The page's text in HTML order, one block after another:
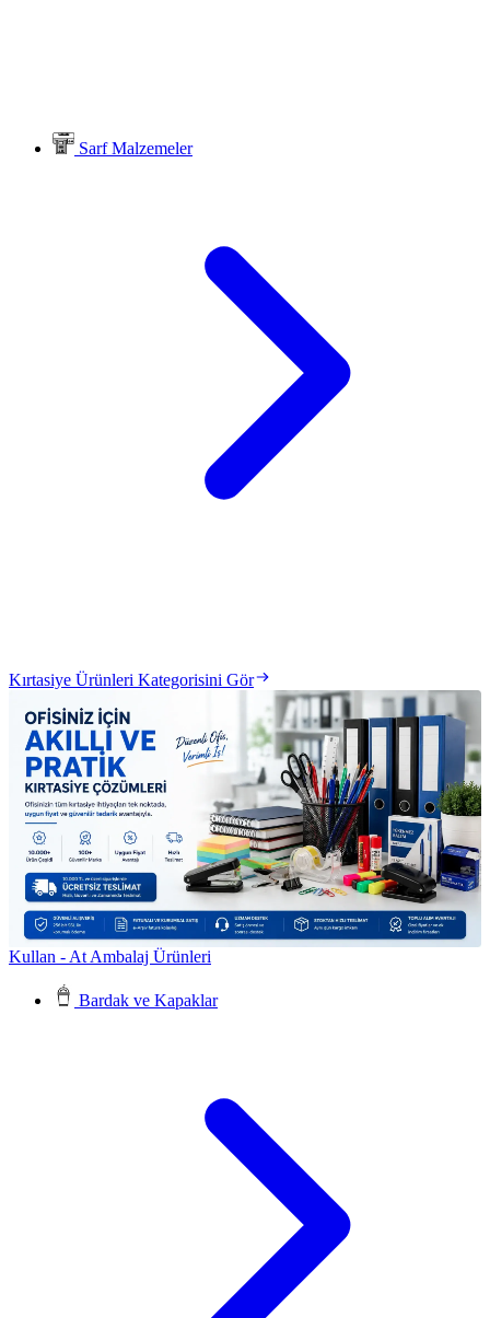
Sarf Malzemeler
Kırtasiye Ürünleri Kategorisini Gör
Kullan - At Ambalaj Ürünleri
Bardak ve Kapaklar